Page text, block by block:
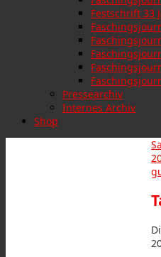
Festschrift 33
Pressearchiv
Internes Archiv
Shop